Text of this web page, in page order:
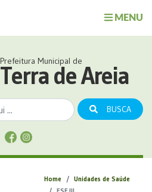
MENU
Prefeitura Municipal de
Terra de Areia
BUSCA
Home
Unidades de Saúde